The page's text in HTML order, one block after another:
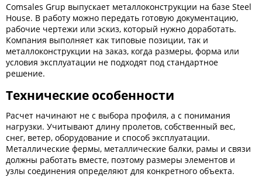
Comsales Grup выпускает металлоконструкции на базе Steel
House. В работу можно передать готовую документацию,
рабочие чертежи или эскиз, который нужно доработать.
Компания выполняет как типовые позиции, так и
металлоконструкции на заказ, когда размеры, форма или
условия эксплуатации не подходят под стандартное
решение.
Технические особенности
Расчет начинают не с выбора профиля, а с понимания
нагрузки. Учитывают длину пролетов, собственный вес,
снег, ветер, оборудование и способ эксплуатации.
Металлические фермы, металлические балки, рамы и связи
должны работать вместе, поэтому размеры элементов и
узлы соединения определяют для конкретного объекта.